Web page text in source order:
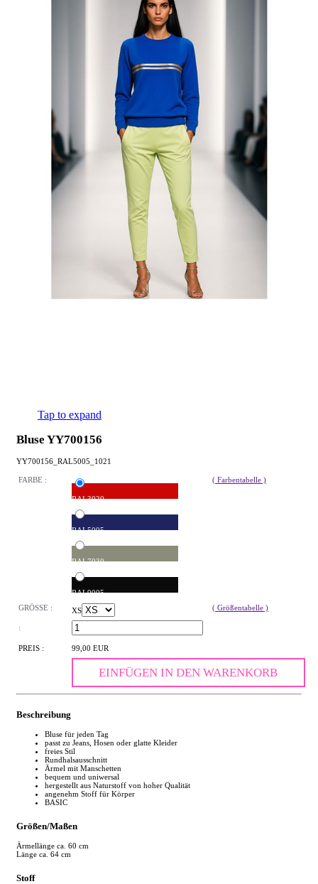
Tap to expand
Bluse YY700156
YY700156_RAL5005_1021
FARBE :
RAL3020
RAL5005
RAL7030
RAL9005
( Farbentabelle )
GRÖSSE : XS ( Größentabelle )
:
PREIS : 99,00 EUR
EINFÜGEN IN DEN WARENKORB
Beschreibung
Bluse für jeden Tag
passt zu Jeans, Hosen oder glatte Kleider
freies Stil
Rundhalsausschnitt
Ärmel mit Manschetten
bequem und uniwersal
hergestellt aus Naturstoff von hoher Qualität
angenehm Stoff für Körper
BASIC
Größen/Maßen
Ärmellänge ca. 60 cm
Länge ca. 64 cm
Stoff